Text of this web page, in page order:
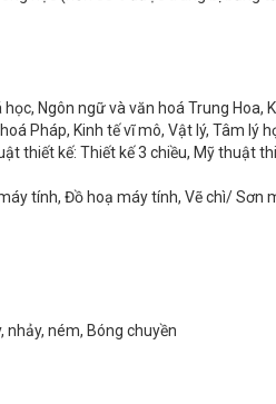
học, Ngôn ngữ và văn hoá Trung Hoa,
Pháp, Kinh tế vĩ mô, Vật lý, Tâm lý
thiết kế: Thiết kế 3 chiều, Mỹ thuật
tính, Đồ hoạ máy tính, Vẽ chì/ Sơn
nhảy, ném, Bóng chuyền